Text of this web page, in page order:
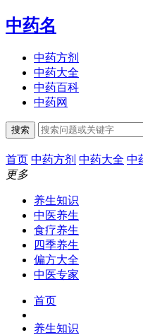
中药名
中药方剂
中药大全
中药百科
中药网
搜索
首页 中药方剂 中药大全 中
更多
养生知识
中医养生
食疗养生
四季养生
偏方大全
中医专家
首页
养生知识